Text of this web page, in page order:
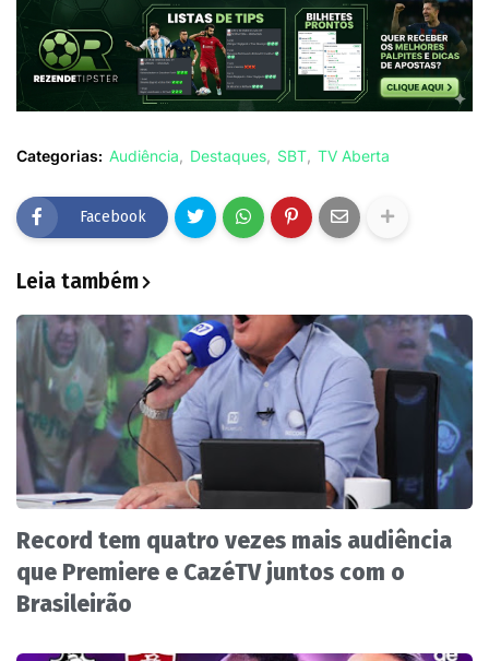
Categorias: Audiência Destaques SBT TV Aberta
Facebook
Leia também
Record tem quatro vezes mais audiência
que Premiere e CazéTV juntos com o
Brasileirão